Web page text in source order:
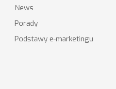
News
Porady
Podstawy e-marketingu